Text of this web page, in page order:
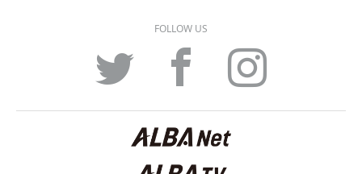
FOLLOW US
Facebook Instagram